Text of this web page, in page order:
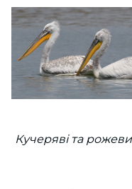
Кучеряві та